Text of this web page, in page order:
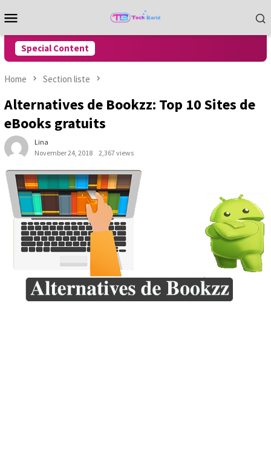
to
Menu
Special Content
Home Section liste
Alternatives de Bookzz: Top 10 Sites de
eBooks gratuits
Lina
November 24, 2018
2,367 views